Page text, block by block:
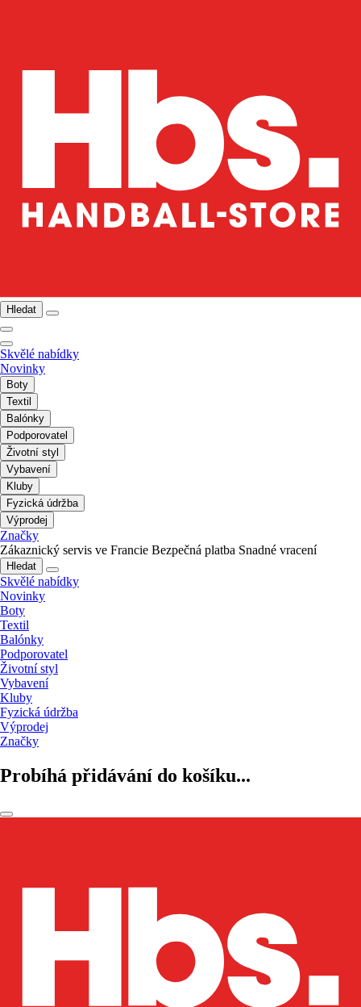
Hledat
Skvělé nabídky
Novinky
Boty
Textil
Balónky
Podporovatel
Životní styl
Vybavení
Kluby
Fyzická údržba
Výprodej
Značky
Zákaznický servis ve Francie Bezpečná platba Snadné vracení
Hledat
Skvělé nabídky
Novinky
Boty
Textil
Balónky
Podporovatel
Životní styl
Vybavení
Kluby
Fyzická údržba
Výprodej
Značky
Probíhá přidávání do košíku...